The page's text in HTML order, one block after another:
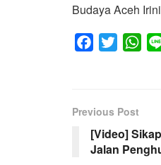
Budaya Aceh
b
o
o
t
e
r
W
A
p
Previous Post
[Video]
Jalan